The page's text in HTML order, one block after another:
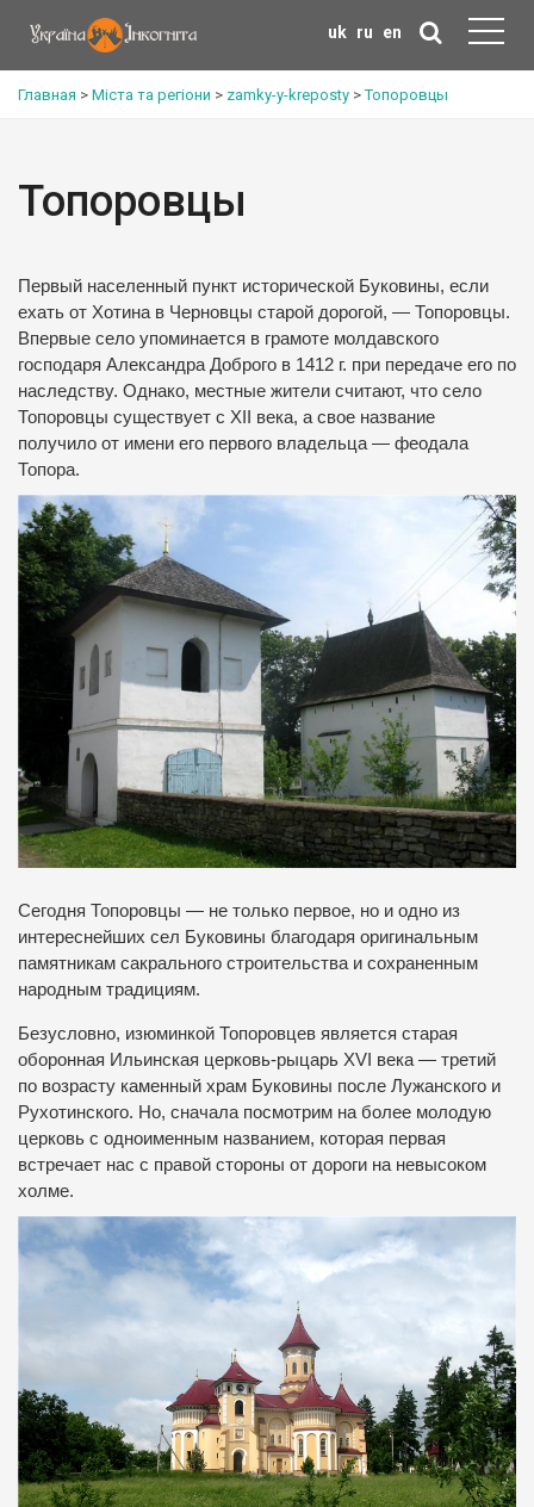
uk ru en
Главная > Міста та регіони > zamky-y-kreposty >Топоровцы
Топоровцы
Первый населенный пункт исторической Буковины, если
ехать от Хотина в Черновцы старой дорогой, — Топоровцы.
Впервые село упоминается в грамоте молдавского
господаря Александра Доброго в 1412 г. при передаче его по
наследству. Однако, местные жители считают, что село
Топоровцы существует с XII века, а свое название
получило от имени его первого владельца — феодала
Топора.
Сегодня Топоровцы — не только первое, но и одно из
интереснейших сел Буковины благодаря оригинальным
памятникам сакрального строительства и сохраненным
народным традициям.
Безусловно, изюминкой Топоровцев является старая
оборонная Ильинская церковь-рыцарь XVI века — третий
по возрасту каменный храм Буковины после Лужанского и
Рухотинского. Но, сначала посмотрим на более молодую
церковь с одноименным названием, которая первая
встречает нас с правой стороны от дороги на невысоком
холме.